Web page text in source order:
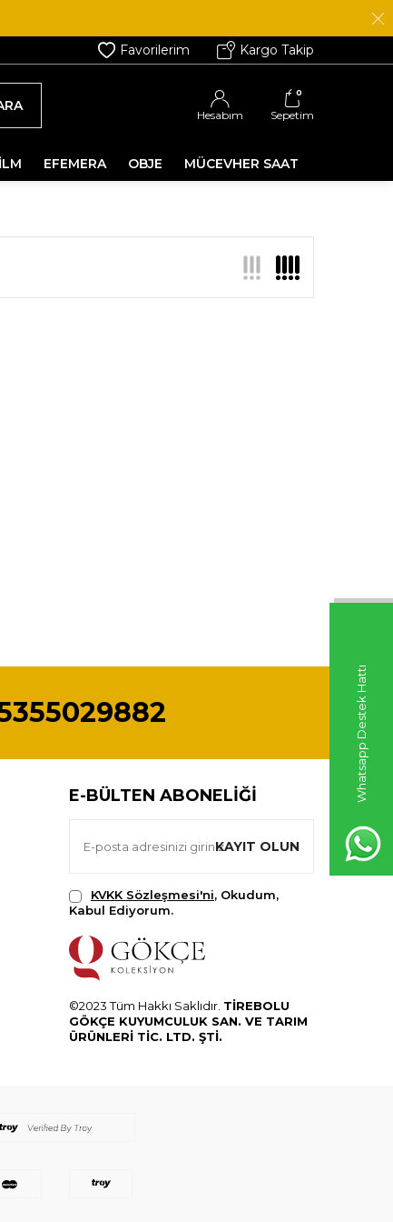
Whatsapp Destek Hattı
Favorilerim Kargo Takip
Hesabım
0
Sepetim
EFEMERA OBJE MÜCEVHER SAAT
E-BÜLTEN ABONELIĞI
KAYIT OLUN
KVKK Sözleşmesi'ni, Okudum,
Kabul Ediyorum.
©2023 Tüm Hakkı Saklıdır. TİREBOLU
GÖKÇE KUYUMCULUK SAN. VE TARIM
ÜRÜNLERİ TİC. LTD. ŞTİ.